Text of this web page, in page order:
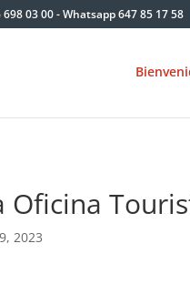
698 03 00 - Whatsapp 647 85 17 58
Oficina
2023